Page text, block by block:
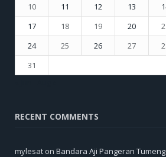
10
11 12 13
17
18 19 20
24
25 26 27
31
RECENT COMMENTS
mylesat on Bandara Aji Pangeran